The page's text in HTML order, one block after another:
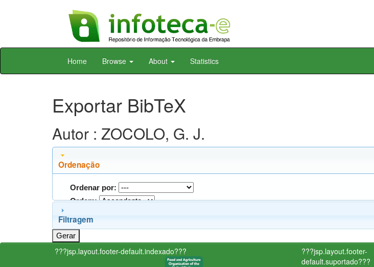
Skip
Home Browse About Statistics
Exportar BibTeX
Autor : ZOCOLO, G. J.
Ordenação
Ordenar por:
Ordem:
Filtragem
???jsp.layout.footer-default.indexado???
???jsp.layout.footer-
default.suportado???